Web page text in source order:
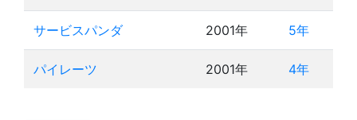
サービスパンダ 2001年 5年
パイレーツ 2001年 4年